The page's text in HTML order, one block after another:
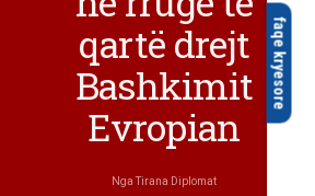
faqe kryesore
qartë drejt
Bashkimit
Evropian
NgaTirana Diplomat